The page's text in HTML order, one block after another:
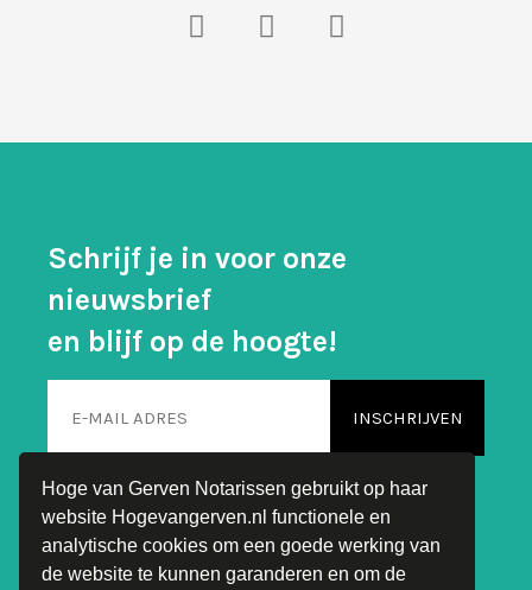
Hoge van Gerven Notarissen gebruikt op haar
website Hogevangerven.nl functionele en
analytische cookies om een goede werking van
de website te kunnen garanderen en om de
Schrijf je in voor onze
nieuwsbrief
en blijf op de hoogte!